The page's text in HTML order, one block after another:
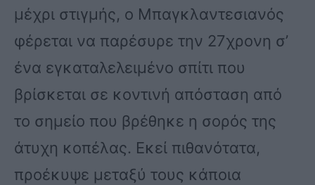
μέχρι στιγμής, ο Μπαγκλαντεσιανός
φέρεται να παρέσυρε την 27χρονη σ’
ένα εγκαταλελειμένο σπίτι που
βρίσκεται σε κοντινή απόσταση από
το σημείο που βρέθηκε η σορός της
άτυχη κοπέλας. Εκεί πιθανότατα,
προέκυψε μεταξύ τους κάποια